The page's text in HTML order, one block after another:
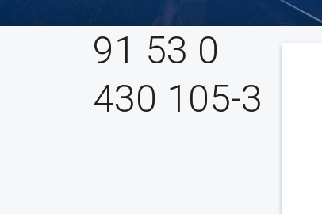
91 53 0
430 105-3